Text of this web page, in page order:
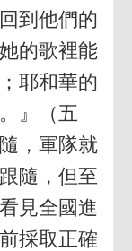
到他們的
的歌裡能
耶和華的
』（五
，軍隊就
隨，但至
見全國進
採取正確